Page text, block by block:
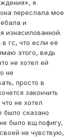
я
переслала мое
и
изнасилованной.
гс, что если её
этого, ведь
не хотел ей
не
просто в
закончить
не хотел
было сказано
было вщ пофигу,
не чувствую,